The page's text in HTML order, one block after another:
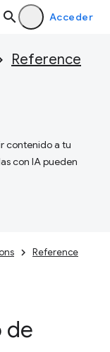
Acceder
Reference
contenido a tu
con IA pueden
Reference
de